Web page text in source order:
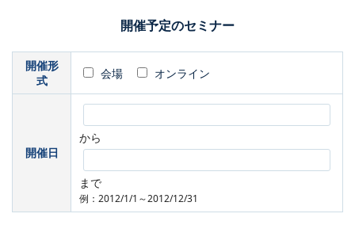
開催予定のセミナー
開催形
式
会場 オンライン
開催日
から
まで
例：2012/1/1～2012/12/31